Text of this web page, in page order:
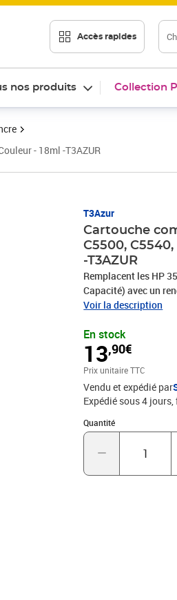
Accès rapides
nos produits Collection
- 18ml -T3AZUR
T3Azur
Cartouche
C5500,
-T3AZUR
Remplacent les HP
Capacité) avec un
Voir la description
En stock
13,90€
Prix 13,90€
Prix unitaire TTC
Vendu et expédié par
Expédié sous 4
Quantité
Quantité : 1